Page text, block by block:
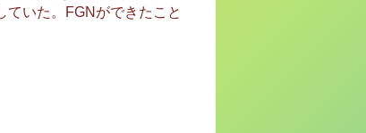
いた。FGNができたこと